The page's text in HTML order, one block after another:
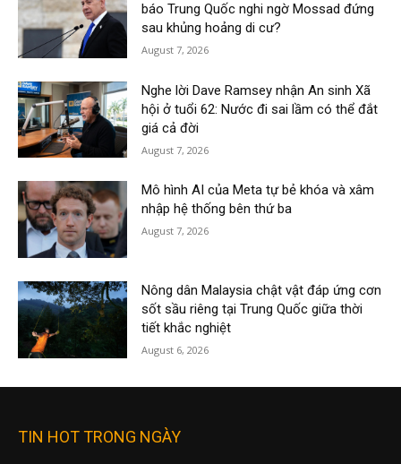
báo Trung Quốc nghi ngờ Mossad đứng
sau khủng hoảng di cư?
August 7, 2026
Nghe lời Dave Ramsey nhận An sinh Xã
hội ở tuổi 62: Nước đi sai lầm có thể đắt
giá cả đời
August 7, 2026
Mô hình AI của Meta tự bẻ khóa và xâm
nhập hệ thống bên thứ ba
August 7, 2026
Nông dân Malaysia chật vật đáp ứng cơn
sốt sầu riêng tại Trung Quốc giữa thời
tiết khắc nghiệt
August 6, 2026
TIN HOT TRONG NGÀY